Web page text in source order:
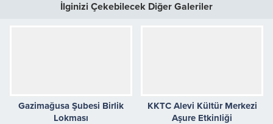
İlginizi Çekebilecek Diğer Galeriler
Gazimağusa Şubesi Birlik
Lokması
KKTC Alevi Kültür Merkezi
Aşure Etkinliği